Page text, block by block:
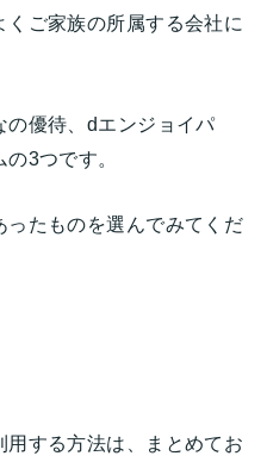
ご家族の所属する会社に
の優待、dエンジョイパ
3つです。
ったものを選んでみてくだ
用する方法は、まとめてお